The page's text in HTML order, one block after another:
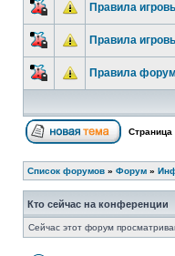
Правила
Правила
Правила
Страница
Список форумов » Форум »
Кто сейчас на конференции
Сейчас этот форум